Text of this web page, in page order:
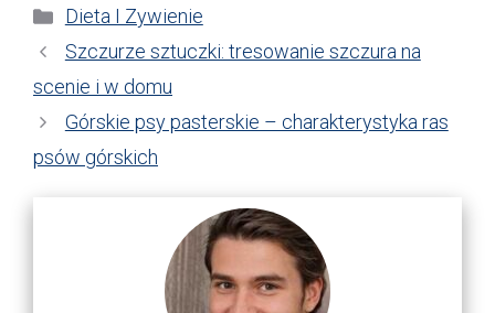
Kategorie
Dieta I Zywienie
Szczurze sztuczki: tresowanie szczura na
scenie i w domu
Górskie psy pasterskie – charakterystyka ras
psów górskich